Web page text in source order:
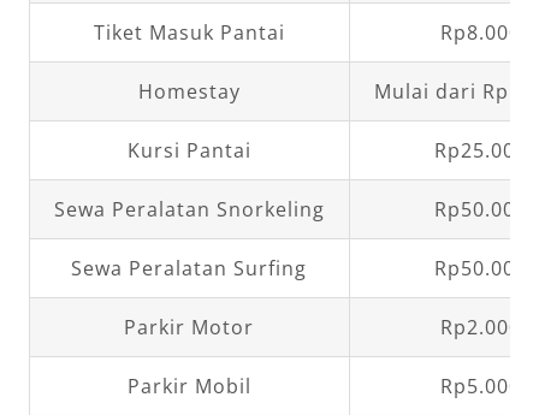
Tiket Masuk Pantai
Homestay Mulai dari
Kursi Pantai
Sewa Peralatan Snorkeling
Sewa Peralatan Surfing
Parkir Motor
Parkir Mobil